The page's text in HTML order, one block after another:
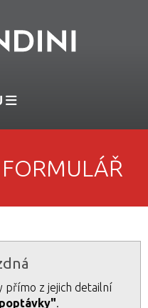
z jejich detailní
.